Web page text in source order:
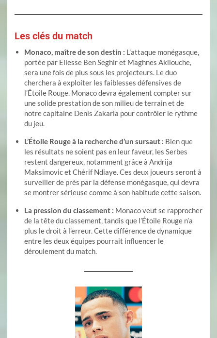
Les clés du match
Monaco, maître de son destin : L’attaque monégasque,
portée par Eliesse Ben Seghir et Maghnes Akliouche,
sera une fois de plus sous les projecteurs. Le duo
cherchera à exploiter les faiblesses défensives de
l’Étoile Rouge. Monaco devra également compter sur
une solide prestation de son milieu de terrain et de
notre capitaine Denis Zakaria pour contrôler le rythme
du jeu.
L’Étoile Rouge à la recherche d’un sursaut : Bien que
les résultats ne soient pas en leur faveur, les Serbes
restent dangereux, notamment grâce à Andrija
Maksimovic et Chérif Ndiaye. Ces deux joueurs seront à
surveiller de près par la défense monégasque, qui devra
se montrer sérieuse comme à son habitude cette saison.
La pression du classement : Monaco veut se rapprocher
de la tête du classement, tandis que l’Étoile Rouge n’a
plus le droit à l’erreur. Cette différence de dynamique
entre les deux équipes pourrait influencer le
déroulement du match.